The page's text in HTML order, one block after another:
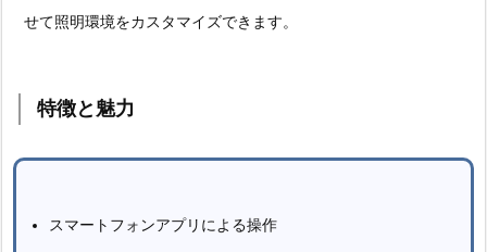
せて照明環境をカスタマイズできます。
特徴と魅力
スマートフォンアプリによる操作